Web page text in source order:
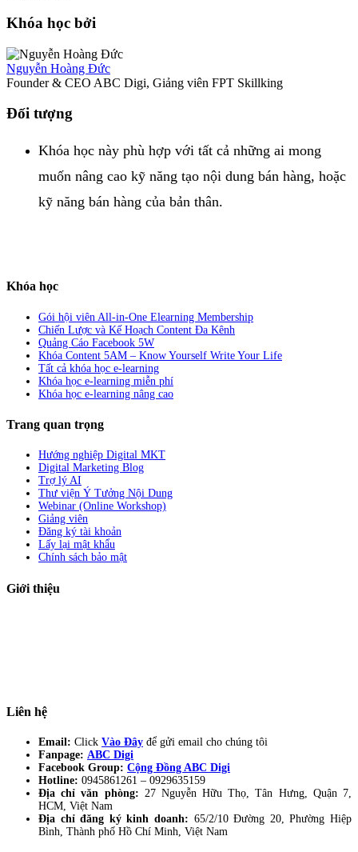
Khóa học bởi
Nguyễn Hoàng Đức
Founder & CEO ABC Digi, Giảng viên FPT Skillking
Đối tượng
Khóa học này phù hợp với tất cả những ai mong
muốn nâng cao kỹ năng tạo nội dung bán hàng, hoặc
kỹ năng bán hàng của bản thân.
Khóa học
Gói hội viên All-in-One Elearning Membership
Chiến Lược và Kế Hoạch Content Đa Kênh
Quảng Cáo Facebook 5W
Khóa Content 5AM – Know Yourself Write Your Life
Tất cả khóa học e-learning
Khóa học e-learning miễn phí
Khóa học e-learning nâng cao
Trang quan trọng
Hướng nghiệp Digital MKT
Digital Marketing Blog
Trợ lý AI
Thư viện Ý Tưởng Nội Dung
Webinar (Online Workshop)
Giảng viên
Đăng ký tài khoản
Lấy lại mật khẩu
Chính sách bảo mật
Giới thiệu
Liên hệ
Email: Click Vào Đây để gửi email cho chúng tôi
Fanpage: ABC Digi
Facebook Group: Cộng Đồng ABC Digi
Hotline: 0945861261 – 0929635159
Địa chỉ văn phòng: 27 Nguyễn Hữu Thọ, Tân Hưng, Quận 7,
HCM, Việt Nam
Địa chỉ đăng ký kinh doanh: 65/2/10 Đường 20, Phường Hiệp
Bình, Thành phố Hồ Chí Minh, Việt Nam